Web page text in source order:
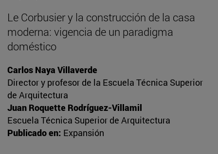
Le Corbusier y la construcción de la casa
moderna: vigencia de un paradigma
doméstico
Carlos Naya Villaverde
Director y profesor de la Escuela Técnica Superior
de Arquitectura
Juan Roquette Rodríguez-Villamil
Escuela Técnica Superior de Arquitectura
Publicado en: Expansión